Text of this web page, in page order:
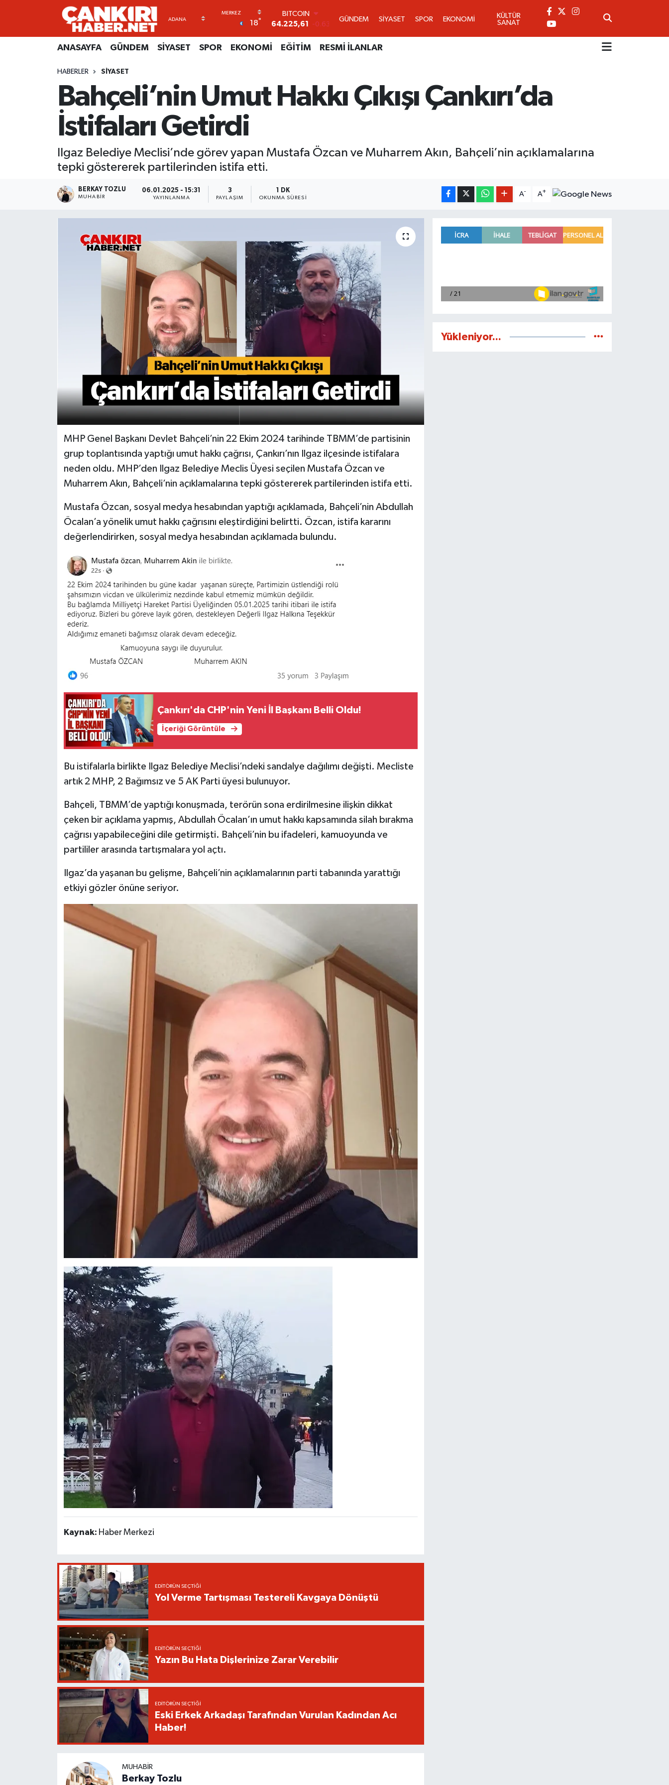
18°
DOLAR
47,6704
0
55,0406 -0.08
6510.40
0.45
BİST100
13.799
70
GÜNDEM SİYASET SPOR EKONOMİ
KÜLTÜR
SANAT
ANASAYFA GÜNDEM SİYASET SPOR EKONOMİ EĞİTİM RESMİ İLANLAR
HABERLER SİYASET
Bahçeli’nin Umut Hakkı Çıkışı Çankırı’da
İstifaları Getirdi
Ilgaz Belediye Meclisi’nde görev yapan Mustafa Özcan ve Muharrem Akın, Bahçeli’nin açıklamalarına
tepki göstererek partilerinden istifa etti.
BERKAY TOZLU
MUHABIR
06.01.2025 - 15:31
YAYINLANMA
3
PAYLAŞIM
1 DK
OKUNMA SÜRESI
A- A+
MHP Genel Başkanı Devlet Bahçeli’nin 22 Ekim 2024 tarihinde TBMM’de partisinin
grup toplantısında yaptığı umut hakkı çağrısı, Çankırı’nın Ilgaz ilçesinde istifalara
neden oldu. MHP’den Ilgaz Belediye Meclis Üyesi seçilen Mustafa Özcan ve
Muharrem Akın, Bahçeli’nin açıklamalarına tepki göstererek partilerinden istifa etti.
Mustafa Özcan, sosyal medya hesabından yaptığı açıklamada, Bahçeli’nin Abdullah
Öcalan’a yönelik umut hakkı çağrısını eleştirdiğini belirtti. Özcan, istifa kararını
değerlendirirken, sosyal medya hesabından açıklamada bulundu.
Çankırı'da CHP'nin Yeni İl Başkanı Belli Oldu!
İçeriği Görüntüle
Bu istifalarla birlikte Ilgaz Belediye Meclisi’ndeki sandalye dağılımı değişti. Mecliste
artık 2 MHP, 2 Bağımsız ve 5 AK Parti üyesi bulunuyor.
Bahçeli, TBMM’de yaptığı konuşmada, terörün sona erdirilmesine ilişkin dikkat
çeken bir açıklama yapmış, Abdullah Öcalan’ın umut hakkı kapsamında silah bırakma
çağrısı yapabileceğini dile getirmişti. Bahçeli’nin bu ifadeleri, kamuoyunda ve
partililer arasında tartışmalara yol açtı.
Ilgaz’da yaşanan bu gelişme, Bahçeli’nin açıklamalarının parti tabanında yarattığı
etkiyi gözler önüne seriyor.
Kaynak: Haber Merkezi
EDITÖRÜN SEÇTIĞI
Yol Verme Tartışması Testereli Kavgaya Dönüştü
EDITÖRÜN SEÇTIĞI
Yazın Bu Hata Dişlerinize Zarar Verebilir
EDITÖRÜN SEÇTIĞI
Eski Erkek Arkadaşı Tarafından Vurulan Kadından Acı
Haber!
MUHABIR
Berkay Tozlu
Yükleniyor...
ANASAYFA
RESMİ İLANLAR
Künye
Gizlilik Sözleşmesi
BİYOGRAFİLER
GÜNDEM
KÜLTÜR SANAT
VİZYONDAKİLER
Merkez Hava Durumu
Süper Lig Puan Durumu ve Fikstür
Tüm Manşetler
Haber Arşivi